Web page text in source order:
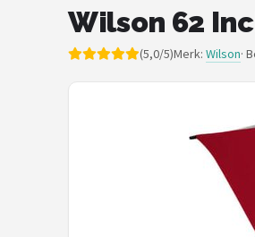
Merken
Wilson 62
(5,0/5)Merk: Wilson·